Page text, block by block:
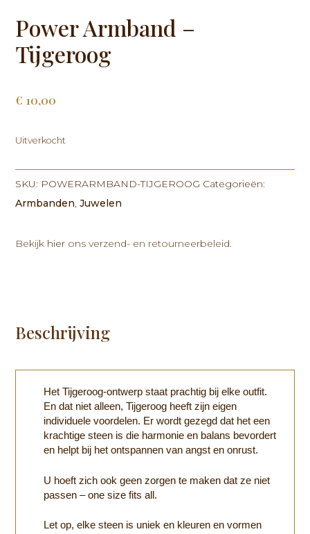
Power Armband –
Tijgeroog
€ 10,00
Uitverkocht
SKU: POWERARMBAND-TIJGEROOG Categorieën:
Armbanden,Juwelen
Bekijk hier ons verzend- en retourneerbeleid.
Beschrijving
Het Tijgeroog-ontwerp staat prachtig bij elke outfit.
En dat niet alleen, Tijgeroog heeft zijn eigen
individuele voordelen. Er wordt gezegd dat het een
krachtige steen is die harmonie en balans bevordert
en helpt bij het ontspannen van angst en onrust.
U hoeft zich ook geen zorgen te maken dat ze niet
passen – one size fits all.
Let op, elke steen is uniek en kleuren en vormen